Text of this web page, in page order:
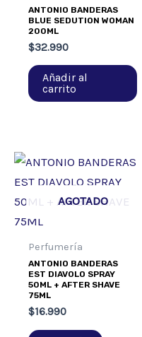
ANTONIO BANDERAS
BLUE SEDUTION WOMAN
200ML
$32.990
Añadir al
carrito
AGOTADO
Perfumería
ANTONIO BANDERAS
EST DIAVOLO SPRAY
50ML + AFTER SHAVE
75ML
$16.990